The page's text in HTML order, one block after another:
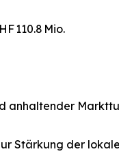
110.8 Mio.
anhaltender
Stärkung der